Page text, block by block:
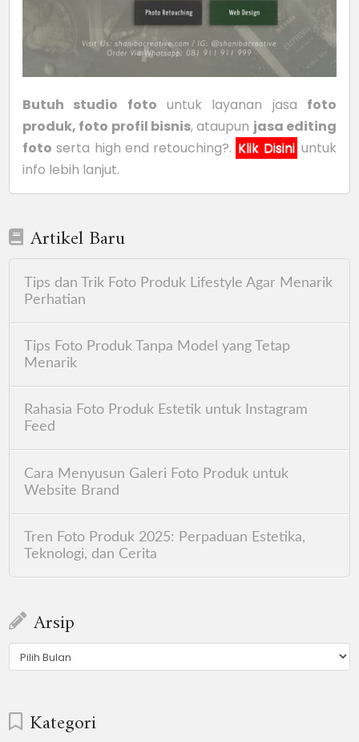
Butuh studio foto untuk layanan jasa foto
produk, foto profil bisnis, ataupun jasa editing
foto serta high end retouching?. Klik Disini untuk
info lebih lanjut.
Artikel Baru
Tips dan Trik Foto Produk Lifestyle Agar Menarik
Perhatian
Tips Foto Produk Tanpa Model yang Tetap
Menarik
Rahasia Foto Produk Estetik untuk Instagram
Feed
Cara Menyusun Galeri Foto Produk untuk
Website Brand
Tren Foto Produk 2025: Perpaduan Estetika,
Teknologi, dan Cerita
Arsip
Arsip
Kategori